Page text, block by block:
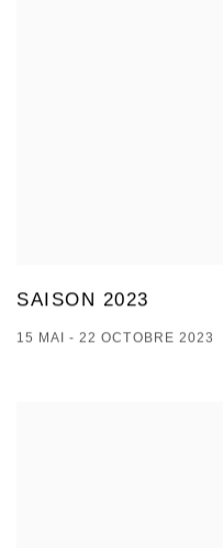
SAISON 2023
15 MAI - 22 OCTOBRE 2023